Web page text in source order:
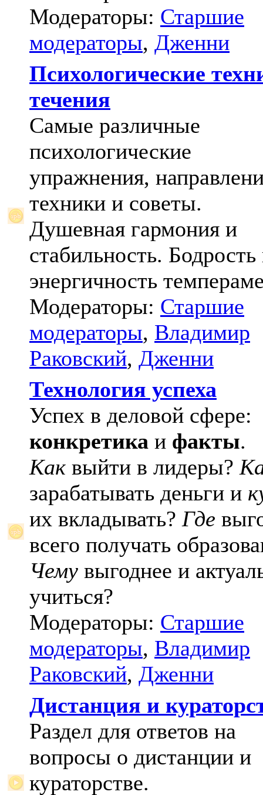
Модераторы: Старшие
модераторы, Дженни
Психологические
течения
Самые различные
психологические
упражнения,
техники и советы.
Душевная гармония и
стабильность. Бодрость
энергичность
Модераторы: Старшие
модераторы, Владимир
Раковский, Дженни
Технология успеха
Успех в деловой сфере:
конкретика и факты.
Как выйти в лидеры?
зарабатывать деньги и
их вкладывать? Где
всего получать
Чему выгоднее и
учиться?
Модераторы: Старшие
модераторы, Владимир
Раковский, Дженни
Дистанция и
Раздел для ответов на
вопросы о дистанции и
кураторстве.